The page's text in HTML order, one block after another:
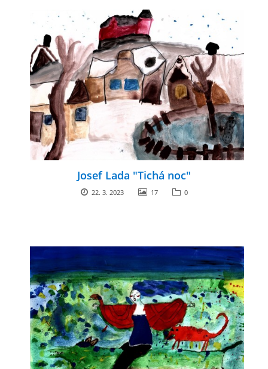
Josef Lada "Tichá noc"
22. 3. 2023 17 0